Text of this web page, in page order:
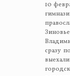
10
сразу